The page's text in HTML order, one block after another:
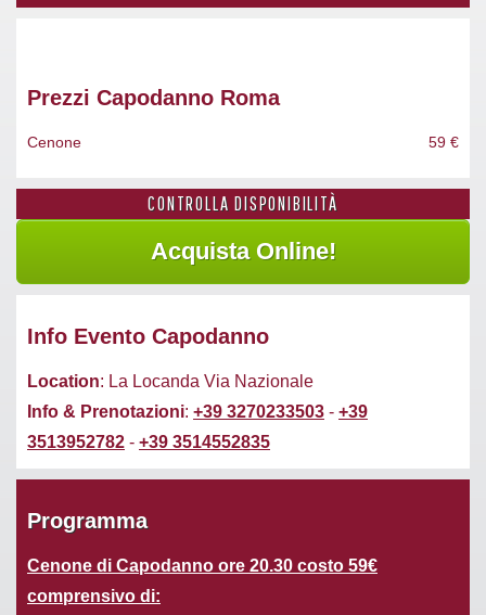
Prezzi Capodanno Roma
Cenone 59 €
CONTROLLA DISPONIBILITÀ
Info Evento Capodanno
Location: La Locanda Via Nazionale
Info & Prenotazioni: +39 3270233503 - +39
3513952782 - +39 3514552835
Programma
Cenone di Capodanno ore 20.30 costo 59€
comprensivo di: